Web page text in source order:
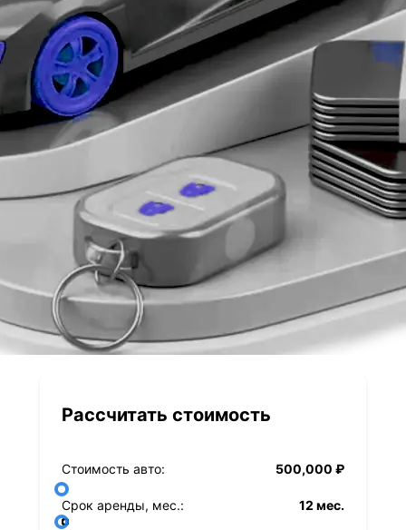
Рассчитать стоимость
Стоимость авто: 500,000 ₽
Срок аренды, мес.: 12 мес.